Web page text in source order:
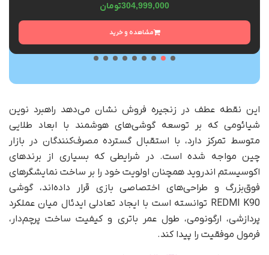
304,999,000تومان
مشاهده و خرید
این نقطه عطف در زنجیره فروش نشان می‌دهد راهبرد نوین
شیائومی که بر توسعه گوشی‌های هوشمند با ابعاد طلایی
متوسط تمرکز دارد، با استقبال گسترده مصرف‌کنندگان در بازار
چین مواجه شده است. در شرایطی که بسیاری از برندهای
اکوسیستم اندروید همچنان اولویت خود را بر ساخت نمایشگرهای
فوق‌بزرگ و طراحی‌های اختصاصی بازی قرار داده‌اند، گوشی
REDMI K90 توانسته است با ایجاد تعادلی ایدئال میان عملکرد
پردازشی، ارگونومی، طول عمر باتری و کیفیت ساخت پرچم‌دار،
فرمول موفقیت را پیدا کند.